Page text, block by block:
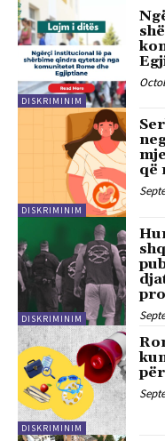
DISKRIMINIM
DISKRIMINIM
që
DISKRIMINIM
DISKRIMINIM